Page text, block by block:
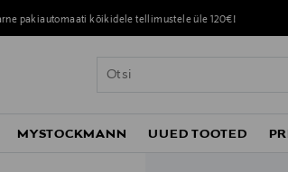
pakiautomaati kõikidele tellimustele üle 120€!
MYSTOCKMANN UUED TOOTED